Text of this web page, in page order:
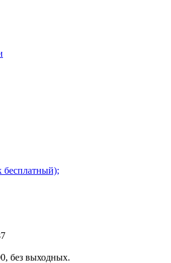
бесплатный);
без выходных.